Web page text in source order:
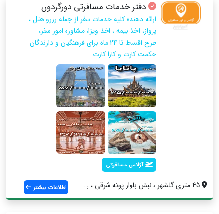
دفتر خدمات مسافرتی دورگردون
ارائه دهنده کلیه خدمات سفر از جمله رزرو هتل ،
پرواز، اخذ بیمه ، اخذ ویزا، مشاوره امور سفر،
طرح اقساط تا 24 ماه برای فرهنگیان و دارندگان
حکمت کارت و کارا کارت
آژانس مسافرتی
اطلاعات بیشتر